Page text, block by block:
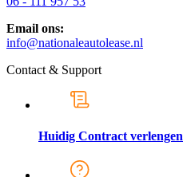
Email ons:
info@nationaleautolease.nl
Contact & Support
Huidig Contract verlengen